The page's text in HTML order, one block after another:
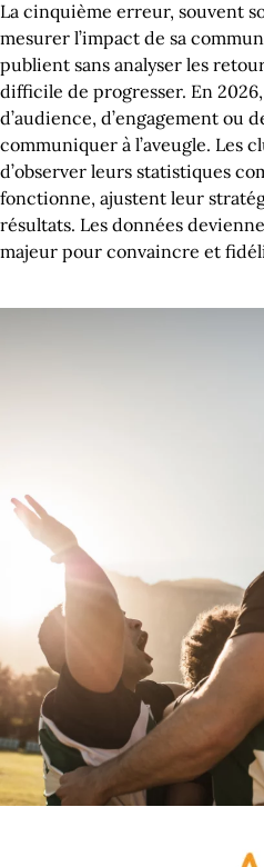
La cinquième erreur, souvent
mesurer l’impact de sa
publient sans analyser les
difficile de progresser. En
d’audience, d’engagement ou
communiquer à l’aveugle. Les
d’observer leurs statistiques
fonctionne, ajustent leur
résultats. Les données
majeur pour convaincre et